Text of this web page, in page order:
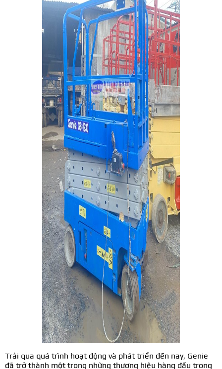
Trải qua quá trình hoạt động và phát triển đến nay, Genie
đã trở thành một trong những thương hiệu hàng đầu trong